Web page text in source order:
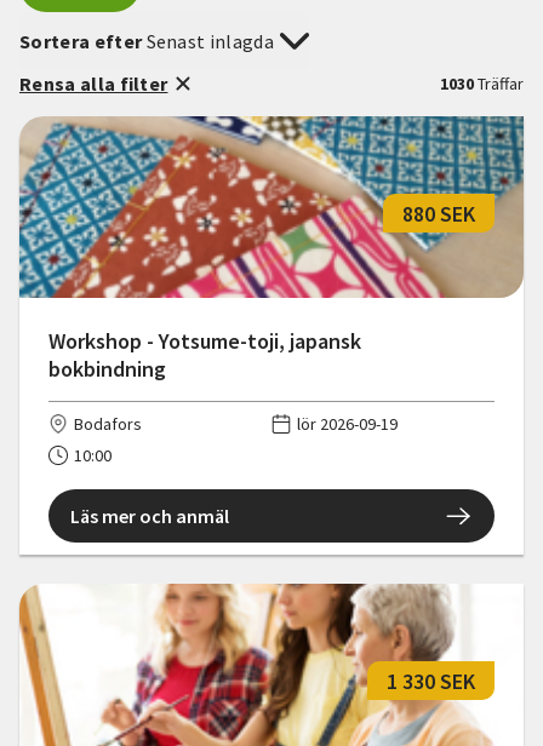
1030Träffar
Sortera efterSenast inlagda
Rensa alla filter
Workshop - Yotsume-toji, japansk
bokbindning
880 SEK
Bodafors
lör 2026-09-19
10:00
Läs mer och anmäl
1 330 SEK